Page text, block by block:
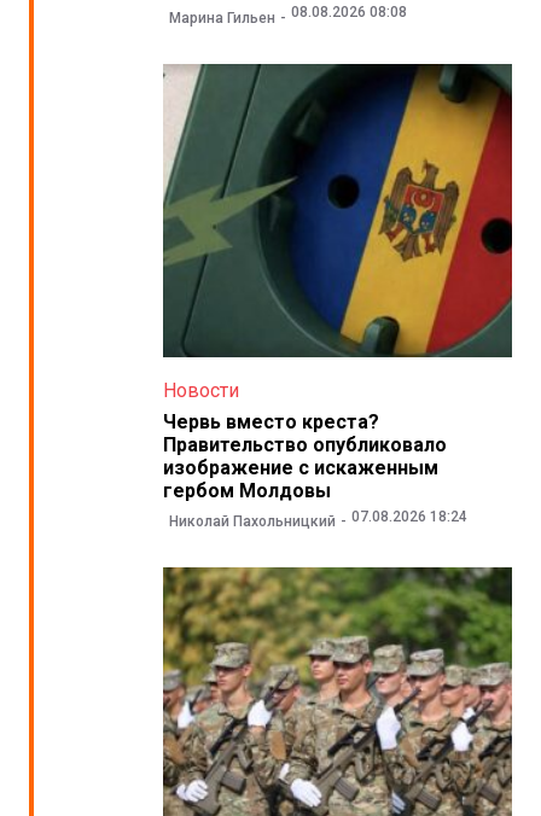
Марина Гильен 08.08.2026 08:08
Новости
Червь вместо креста?
Правительство опубликовало
изображение с искаженным
гербом Молдовы
Николай Пахольницкий 07.08.2026 18:24